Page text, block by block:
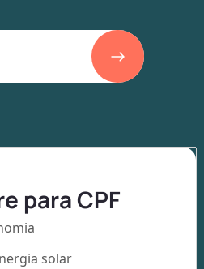
para CPF
solar